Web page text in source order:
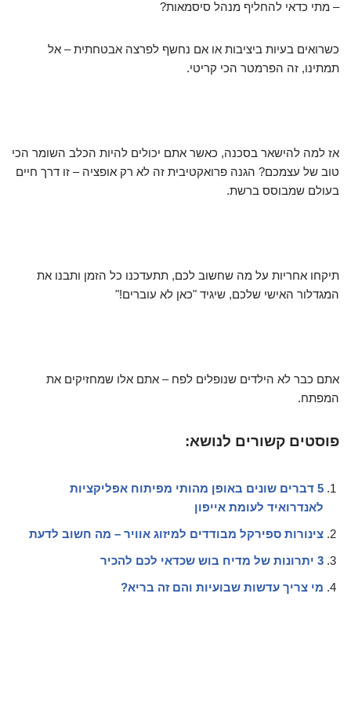
– מתי כדאי להחליף מנהל סיסמאות?
כשרואים בעיות ביציבות או אם נחשף לפרצה אבטחתית – אל
תמתינו, זה הפרמטר הכי קריטי.
אז למה להישאר בסכנה, כאשר אתם יכולים להיות הכלב השומר הכי
טוב של עצמכם? הגנה פרואקטיבית זה לא רק אופציה – זו דרך חיים
בעולם שמבוסס ברשת.
תיקחו אחריות על מה שחשוב לכם, תתעדכנו כל הזמן ותבנו את
המגדלור האישי שלכם, שיגיד "כאן לא עוברים!"
אתם כבר לא הילדים שנופלים לפח – אתם אלו שמחזיקים את
המפתח.
פוסטים קשורים לנושא:
5 דברים שונים באופן מהותי מפיתוח אפליקציות
לאנדרואיד לעומת אייפון
צינורות ספירקל מבודדים למיזוג אוויר – מה חשוב לדעת
3 יתרונות של מדיח בוש שכדאי לכם להכיר
מי צריך עדשות שבועיות והם זה בריא?